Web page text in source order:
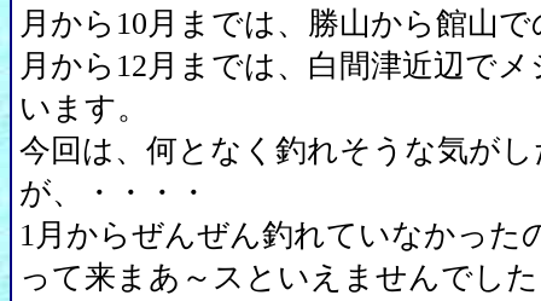
月から10月までは、勝山から館山
月から12月までは、白間津近辺で
います。
今回は、何となく釣れそうな気が
が、・・・・
1月からぜんぜん釣れていなかった
って来まあ～スといえませんでし